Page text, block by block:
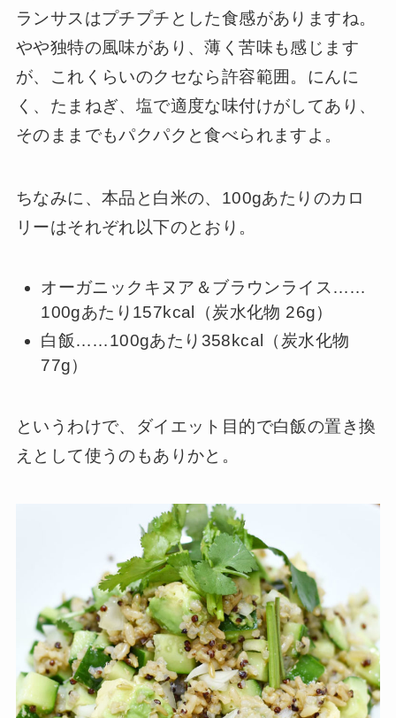
ランサスはプチプチとした食感がありますね。
やや独特の風味があり、薄く苦味も感じます
が、これくらいのクセなら許容範囲。にんに
く、たまねぎ、塩で適度な味付けがしてあり、
そのままでもパクパクと食べられますよ。
ちなみに、本品と白米の、100gあたりのカロ
リーはそれぞれ以下のとおり。
オーガニックキヌア＆ブラウンライス……
100gあたり157kcal（炭水化物 26g）
白飯……100gあたり358kcal（炭水化物
77g）
というわけで、ダイエット目的で白飯の置き換
えとして使うのもありかと。